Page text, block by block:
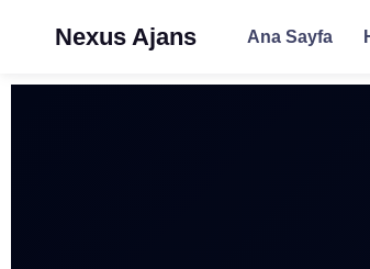
Nexus Ajans Ana Sayfa